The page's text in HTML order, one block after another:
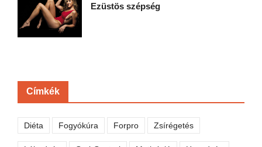
Ezüstös szépség
Címkék
Diéta Fogyókúra Forpro Zsírégetés